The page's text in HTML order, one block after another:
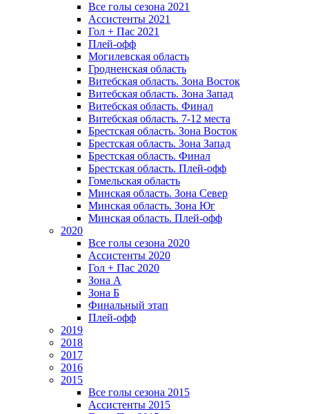
Все голы сезона 2021
Ассистенты 2021
Гол + Пас 2021
Плей-офф
Могилевская область
Гродненская область
Витебская область. Зона Восток
Витебская область. Зона Запад
Витебская область. Финал
Витебская область. 7-12 места
Брестская область. Зона Восток
Брестская область. Зона Запад
Брестская область. Финал
Брестская область. Плей-офф
Гомельская область
Минская область. Зона Север
Минская область. Зона Юг
Минская область. Плей-офф
2020
Все голы сезона 2020
Ассистенты 2020
Гол + Пас 2020
Зона А
Зона Б
Финальный этап
Плей-офф
2019
2018
2017
2016
2015
Все голы сезона 2015
Ассистенты 2015